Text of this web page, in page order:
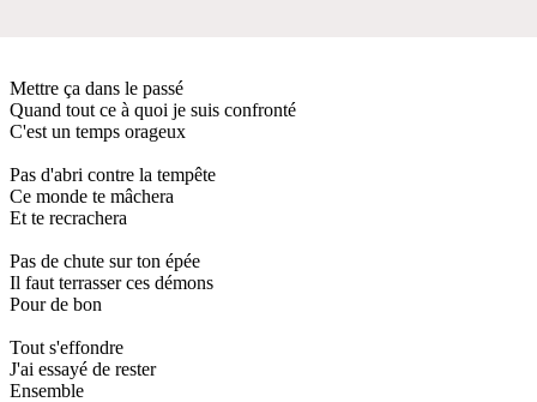
Mettre ça dans le passé
Quand tout ce à quoi je suis confronté
C'est un temps orageux
Pas d'abri contre la tempête
Ce monde te mâchera
Et te recrachera
Pas de chute sur ton épée
Il faut terrasser ces démons
Pour de bon
Tout s'effondre
J'ai essayé de rester
Ensemble